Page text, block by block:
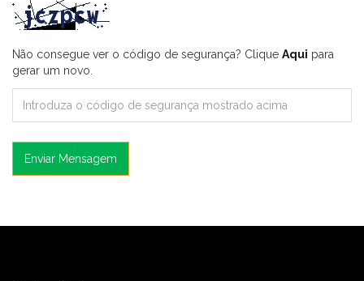
Não consegue ver o código de segurança? Clique Aqui para
gerar um novo.
Enviar Mensagem